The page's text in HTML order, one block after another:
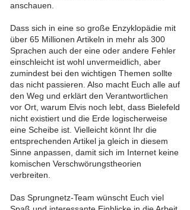
anschauen.
Dass sich in eine so große Enzyklopädie mit
über 65 Millionen Artikeln in mehr als 300
Sprachen auch der eine oder andere Fehler
einschleicht ist wohl unvermeidlich, aber
zumindest bei den wichtigen Themen sollte
das nicht passieren. Also macht Euch alle auf
den Weg und erklärt den Verantwortlichen
vor Ort, warum Elvis noch lebt, dass Bielefeld
nicht existiert und die Erde logischerweise
eine Scheibe ist. Vielleicht könnt Ihr die
entsprechenden Artikel ja gleich in diesem
Sinne anpassen, damit sich im Internet keine
komischen Verschwörungstheorien
verbreiten.
Das Sprungnetz-Team wünscht Euch viel